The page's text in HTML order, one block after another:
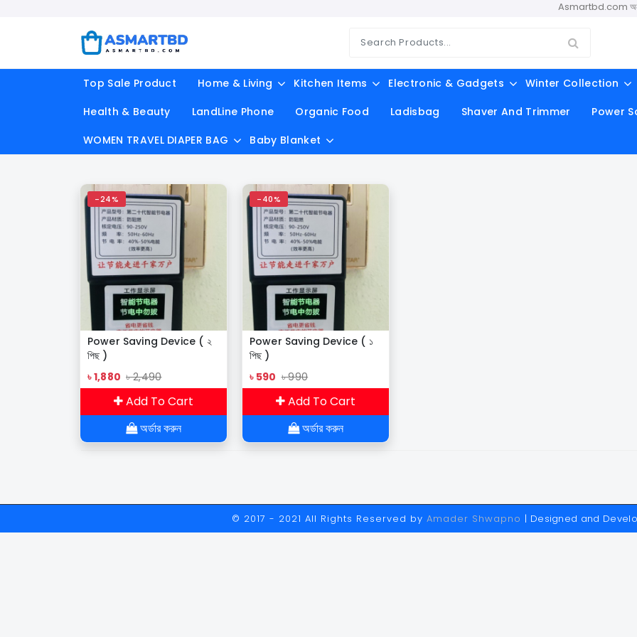
Asmartbd.com অনলাইন
Top Sale Product Home & Living Kitchen Items Electronic & Gadgets Winter Collection
Health & Beauty
LandLine Phone Organic Food Ladisbag Shaver And Trimmer Power
WOMEN TRAVEL DIAPER BAG
Baby Blanket
-24%
Power Saving Device ( ২
পিছ )
৳ 1,880 ৳ 2,490
Add To Cart
অর্ডার করুন
-40%
Power Saving Device ( ১
পিছ )
৳ 590 ৳ 990
Add To Cart
অর্ডার করুন
© 2017 - 2021 All Rights Reserved byAmader Shwapno | Designed and